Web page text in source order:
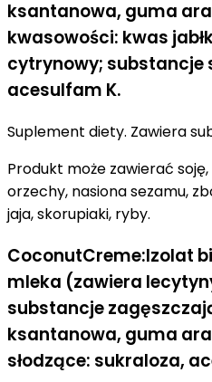
ksantanowa, guma
kwasowości: kwas
cytrynowy; substancje
acesulfam K.
Suplement diety. Zawiera
Produkt może zawierać
orzechy, nasiona sezamu,
jaja, skorupiaki, ryby.
CoconutCreme:Izolat
mleka (zawiera
substancje
ksantanowa, guma
słodzące: sukraloza,